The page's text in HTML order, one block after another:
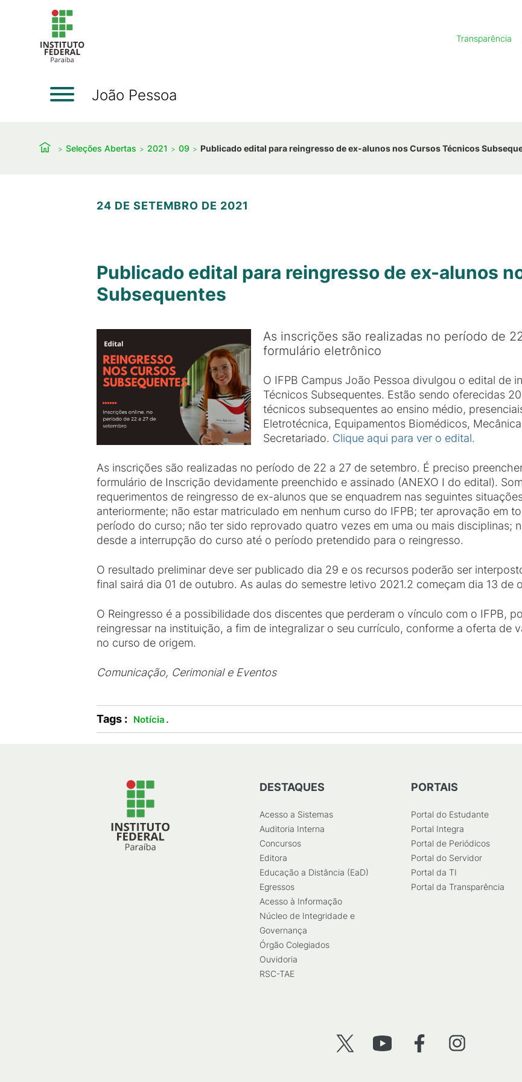
Transparência
João Pessoa
Seleções Abertas 2021 09 Publicado edital para reingresso de ex-alunos nos Cursos Técnicos
24 DE SETEMBRO DE 2021
Publicado edital para reingresso de ex-alunos
Subsequentes
As inscrições são realizadas no período de
formulário eletrônico
O IFPB Campus João Pessoa divulgou o edital de
Técnicos Subsequentes. Estão sendo oferecidas
técnicos subsequentes ao ensino médio,
Eletrotécnica, Equipamentos Biomédicos,
Secretariado. Clique aqui para ver o edital.
As inscrições são realizadas no período de 22 a 27 de setembro. É preciso
formulário de Inscrição devidamente preenchido e assinado (ANEXO I do edital).
requerimentos de reingresso de ex-alunos que se enquadrem nas seguintes
anteriormente; não estar matriculado em nenhum curso do IFPB; ter aprovação em
período do curso; não ter sido reprovado quatro vezes em uma ou mais disciplinas;
desde a interrupção do curso até o período pretendido para o reingresso.
O resultado preliminar deve ser publicado dia 29 e os recursos poderão ser
final sairá dia 01 de outubro. As aulas do semestre letivo 2021.2 começam dia 13 de
O Reingresso é a possibilidade dos discentes que perderam o vínculo com o IFPB,
reingressar na instituição, a fim de integralizar o seu currículo, conforme a oferta de
no curso de origem.
Comunicação, Cerimonial e Eventos
Tags : Notícia .
DESTAQUES
Acesso a Sistemas
Auditoria Interna
Concursos
Editora
Educação a Distância (EaD)
Egressos
Acesso à Informação
Núcleo de Integridade e
Governança
Órgão Colegiados
Ouvidoria
RSC-TAE
PORTAIS
Portal do Estudante
Portal Integra
Portal de Periódicos
Portal do Servidor
Portal da TI
Portal da Transparência